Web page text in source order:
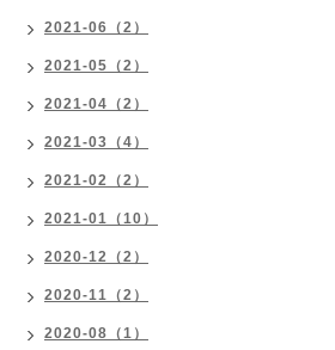
2021-06（2）
2021-05（2）
2021-04（2）
2021-03（4）
2021-02（2）
2021-01（10）
2020-12（2）
2020-11（2）
2020-08（1）